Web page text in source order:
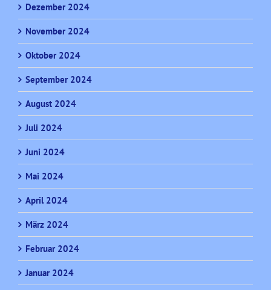
Dezember 2024
November 2024
Oktober 2024
September 2024
August 2024
Juli 2024
Juni 2024
Mai 2024
April 2024
März 2024
Februar 2024
Januar 2024